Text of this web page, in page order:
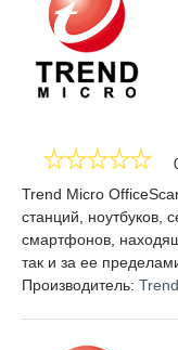
по функциям и цене
Trend Micro
станций, ноутбуков,
смартфонов,
так и за ее
Производитель: